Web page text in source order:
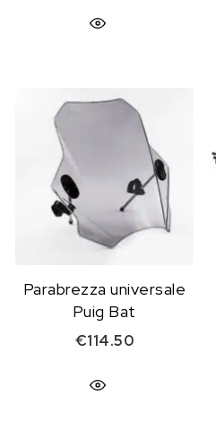
Parabrezza universale
Puig Bat
€114.50